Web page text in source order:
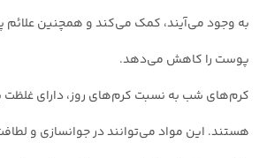
به وجود می‌آیند، کمک می‌کند و همچنین علائم
پوست را کاهش می‌دهد.
کرم‌های شب به نسبت کرم‌های روز، دارای غلظت
هستند. این مواد می‌توانند در جوانسازی و